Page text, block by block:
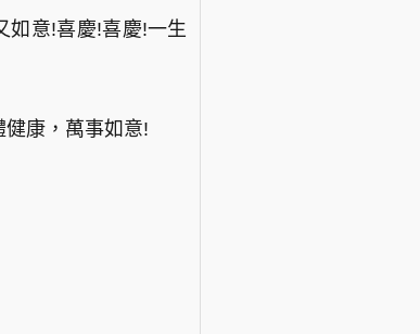
如意!喜慶!喜慶!一生
康，萬事如意!